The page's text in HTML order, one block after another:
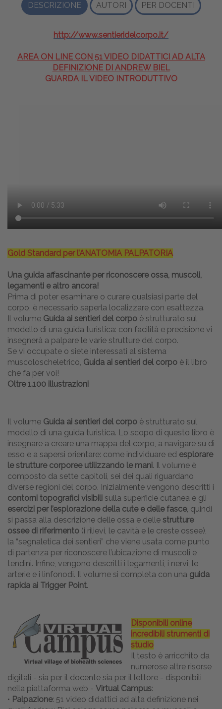
DESCRIZIONE AUTORI PER DOCENTI
http://www.sentieridelcorpo.it/
AREA ON LINE CON 51 VIDEO DIDATTICI AD ALTA
DEFINIZIONE DI ANDREW BIEL
GUARDA IL VIDEO INTRODUTTIVO
Gold Standard per l’ANATOMIA PALPATORIA
Una guida affascinante per riconoscere ossa, muscoli,
legamenti e altro ancora!
Prima di poter esaminare o curare qualsiasi parte del
corpo, è necessario saperla localizzare con esattezza.
Il volume Guida ai sentieri del corpo è strutturato sul
modello di una guida turistica: con facilità e precisione vi
insegnerà a palpare le varie strutture del corpo.
Se vi occupate o siete interessati al sistema
muscoloscheletrico, Guida ai sentieri del corpo è il libro
che fa per voi!
Oltre 1.100 illustrazioni
Il volume Guida ai sentieri del corpo è strutturato sul
modello di una guida turistica. Lo scopo di questo libro è
insegnare a creare una mappa del corpo, a navigare su di
esso e a sapersi orientare: come individuare ed esplorare
le strutture corporee utilizzando le mani . Il volume è
composto da sette capitoli, sei dei quali riguardano
diverse regioni del corpo. Inizialmente vengono descritti i
contorni topografici visibili sulla superficie cutanea e gli
esercizi per l’esplorazione della cute e delle fasce, quindi
si passa alla descrizione delle ossa e delle strutture
ossee di riferimento (i rilievi, le cavità e le creste ossee),
la “segnaletica dei sentieri” che viene usata come punto
di partenza per riconoscere l’ubicazione di muscoli e
tendini. Infine, vengono descritti i legamenti, i nervi, le
arterie e i linfonodi. Il volume si completa con una guida
rapida ai Trigger Point.
Disponibili online
incredibili strumenti di
studio
Il testo è arricchito da
numerose altre risorse
digitali - sia per il docente sia per il lettore - disponibili
nella piattaforma web - Virtual Campus:
• Palpazione: 51 video didattici ad alta definizione nei